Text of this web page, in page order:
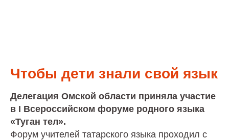
Чтобы дети знали свой язык
Делегация Омской области приняла участие
в I Всероссийском форуме родного языка
«Туган тел».
Форум учителей татарского языка проходил с